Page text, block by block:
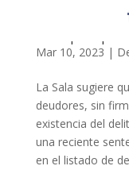
El Supremo
Mar 10, 2023 |
La Sala sugiere
deudores, sin
existencia del
una reciente
en el listado de